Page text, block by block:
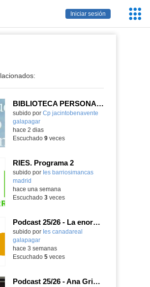
Iniciar sesión
BIBLIOTECA PERSONAL 9: ¿Por qué ser feliz cuando puedes ser normal?
Contenido educativo.
subido por Cp jacintobenavente
galapagar-
hace 2 dias
Escuchado 9veces
RIES. Programa 2
Contenido educativo.
subido por Ies barriosimancas
madrid
hace una semana
Escuchado 3veces
Podcast 25/26 - La enorme responsabilidad de ser juez
subido por Ies canadareal
galapagar-
hace 3 semanas
Escuchado 5veces
Podcast 25/26 - Ana Griott y los cuentos de las voces olvidadas